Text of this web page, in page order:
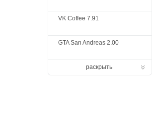
VK Coffee 7.91
GTA San Andreas 2.00
раскрыть